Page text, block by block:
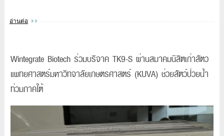
อ่านต่อ
Wintegrate Biotech ร่วมบริจาค TK9-S ผ่านสมาคมนิสิตเก่าสัตว
แพทยศาสตร์มหาวิทจาลัยเกษตรศาสตร์ (KUVA) ช่วยสัตว์ป่วยน้ำ
ท่วมภาคใต้